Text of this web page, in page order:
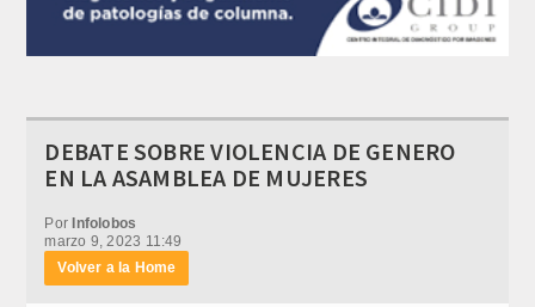
DEBATE SOBRE VIOLENCIA DE GENERO
EN LA ASAMBLEA DE MUJERES
PorInfolobos
marzo 9, 2023 11:49
Volver a la Home